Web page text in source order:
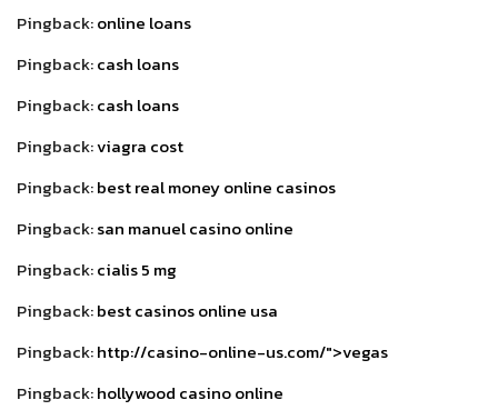
Pingback:online loans
Pingback:cash loans
Pingback:cash loans
Pingback:viagra cost
Pingback:best real money online casinos
Pingback:san manuel casino online
Pingback:cialis 5 mg
Pingback:best casinos online usa
Pingback:http://casino-online-us.com/">vegas
Pingback:hollywood casino online